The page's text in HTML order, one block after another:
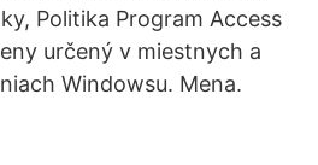
Politika Program Access
určený v miestnych a
Windowsu. Mena.